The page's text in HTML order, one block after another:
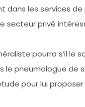
dans les services
secteur privé
pourra s’il le
le pneumologue de
pour lui proposer